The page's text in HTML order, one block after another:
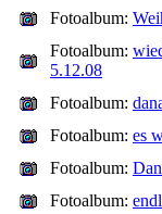
Fotoalbum:
Fotoalbum:
5.12.08
Fotoalbum:
Fotoalbum: es
Fotoalbum:
Fotoalbum: